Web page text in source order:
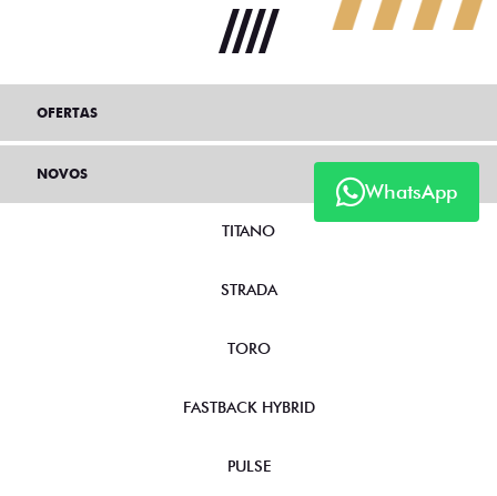
WhatsApp
OFERTAS
NOVOS
TITANO
STRADA
TORO
FASTBACK HYBRID
PULSE